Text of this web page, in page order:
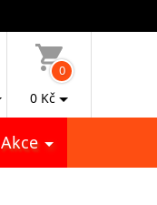
0
0 Kč
Akce